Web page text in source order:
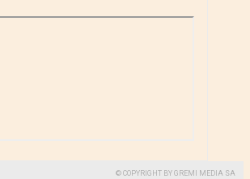
© COPYRIGHT BY GREMI MEDIA SA